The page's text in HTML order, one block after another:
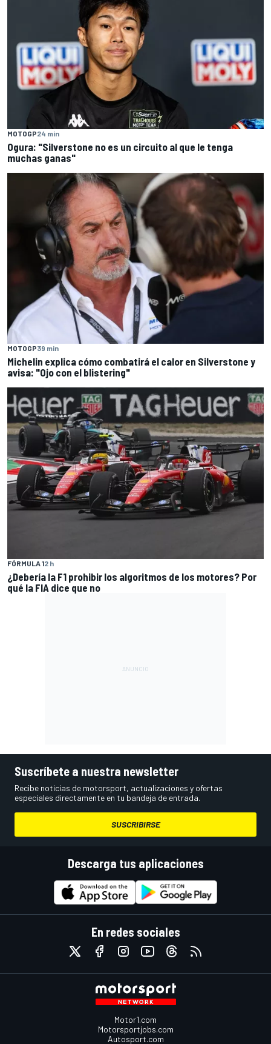
MOTOGP24 min
Ogura: "Silverstone no es un circuito al que le tenga
muchas ganas"
MOTOGP39 min
Michelin explica cómo combatirá el calor en Silverstone y
avisa: "Ojo con el blistering"
FÓRMULA 12 h
¿Debería la F1 prohibir los algoritmos de los motores? Por
qué la FIA dice que no
Suscríbete a nuestra newsletter
Recibe noticias de motorsport, actualizaciones y ofertas
especiales directamente en tu bandeja de entrada.
SUSCRIBIRSE
Descarga tus aplicaciones
En redes sociales
Motor1.com
Motorsportjobs.com
Autosport.com